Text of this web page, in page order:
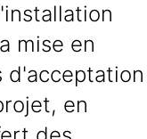
mise en
d'acceptation
en